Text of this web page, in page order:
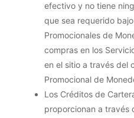
efectivo y no tiene
que sea requerido
Promocionales de
compras en los
en el sitio a través del
Promocional de
Los Créditos de
proporcionan a través